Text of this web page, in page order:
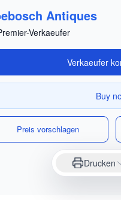
Antiques
Verkaeufer
Verkaeufer
Buy
Preis vorschlagen
Drucken